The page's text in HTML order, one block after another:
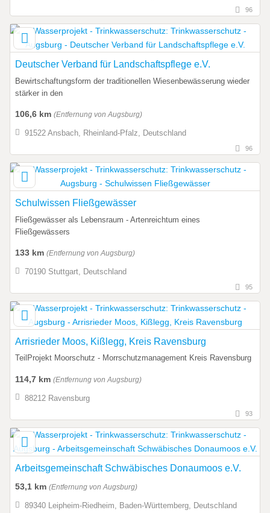
96
Deutscher Verband für Landschaftspflege e.V.
Bewirtschaftungsform der traditionellen Wiesenbewässerung wieder
stärker in den
106,6 km (Entfernung von Augsburg)
91522 Ansbach, Rheinland-Pfalz, Deutschland
96
Schulwissen Fließgewässer
Fließgewässer als Lebensraum - Artenreichtum eines
Fließgewässers
133 km (Entfernung von Augsburg)
70190 Stuttgart, Deutschland
95
Arrisrieder Moos, Kißlegg, Kreis Ravensburg
TeilProjekt Moorschutz - Morrschutzmanagement Kreis Ravensburg
114,7 km (Entfernung von Augsburg)
88212 Ravensburg
93
Arbeitsgemeinschaft Schwäbisches Donaumoos e.V.
53,1 km (Entfernung von Augsburg)
89340 Leipheim-Riedheim, Baden-Württemberg, Deutschland